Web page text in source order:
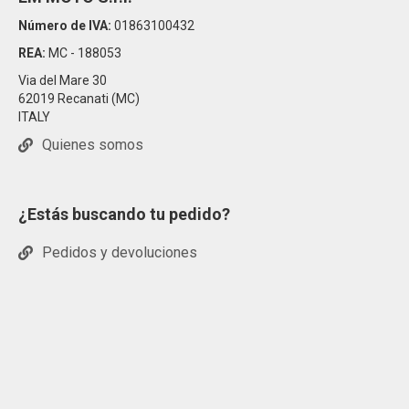
Número de IVA: 01863100432
REA: MC - 188053
Via del Mare 30
62019 Recanati (MC)
ITALY
Quienes somos
¿Estás buscando tu pedido?
Pedidos y devoluciones